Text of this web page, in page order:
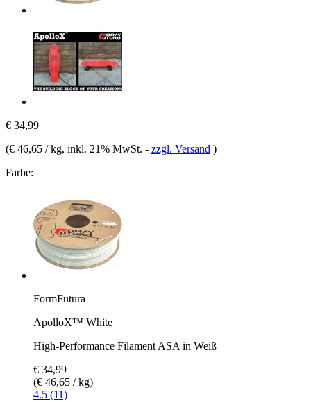
€ 34,99
(€ 46,65 / kg, inkl. 21% MwSt. - zzgl. Versand )
Farbe:
FormFutura
ApolloX™ White
High-Performance Filament ASA in Weiß
€ 34,99
(€ 46,65 / kg)
4.5 (11)